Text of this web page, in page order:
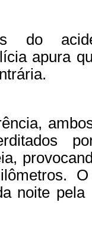
do
apura
noite pela